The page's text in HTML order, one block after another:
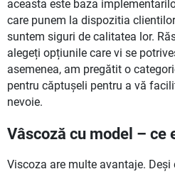
aceasta este baza
care punem la dispozitia
suntem siguri de calitatea lor.
alegeți opțiunile care vi se
asemenea, am pregătit o
pentru căptușeli pentru a vă
nevoie.
Vâscoză cu model – ce
Viscoza are multe avantaje.